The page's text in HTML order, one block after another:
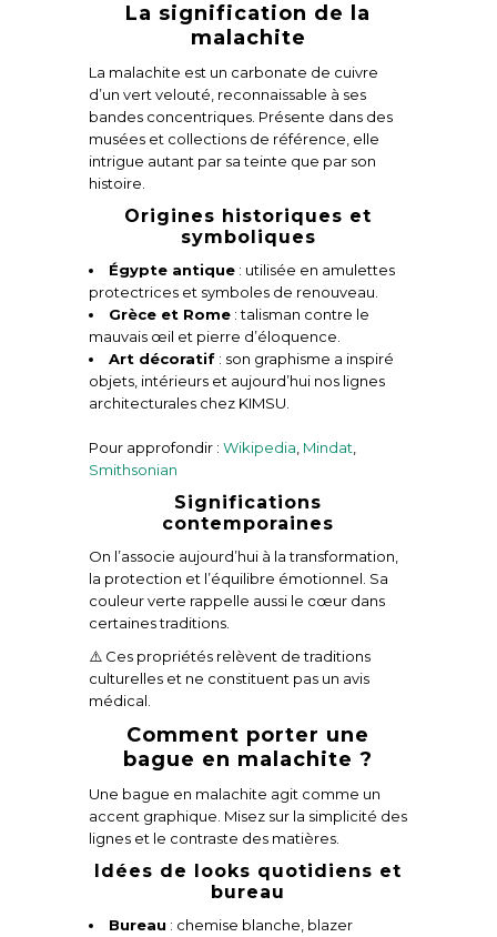
La signification de la
malachite
La malachite est un carbonate de cuivre
d’un vert velouté, reconnaissable à ses
bandes concentriques. Présente dans des
musées et collections de référence, elle
intrigue autant par sa teinte que par son
histoire.
Origines historiques et
symboliques
Égypte antique : utilisée en amulettes
protectrices et symboles de renouveau.
Grèce et Rome : talisman contre le
mauvais œil et pierre d’éloquence.
Art décoratif : son graphisme a inspiré
objets, intérieurs et aujourd’hui nos lignes
architecturales chez KIMSU.
Pour approfondir :Wikipedia Mindat
Smithsonian
Significations
contemporaines
On l’associe aujourd’hui à la transformation,
la protection et l’équilibre émotionnel. Sa
couleur verte rappelle aussi le cœur dans
certaines traditions.
⚠️ Ces propriétés relèvent de traditions
culturelles et ne constituent pas un avis
médical.
Comment porter une
bague en malachite ?
Une bague en malachite agit comme un
accent graphique. Misez sur la simplicité des
lignes et le contraste des matières.
Idées de looks quotidiens et
bureau
Bureau : chemise blanche, blazer